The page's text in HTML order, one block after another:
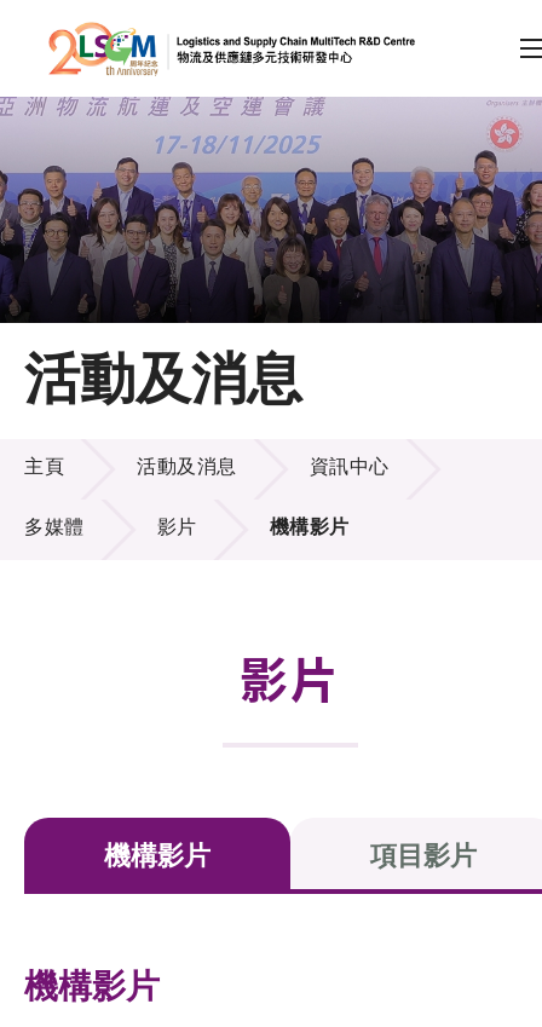
跳到內容（按回車鍵）
會員登入
A A EN 繁 简
主頁
關於LSCM
技術商品化
項目及資助計劃
活動及消息
資訊中心
科技分享
活動及消息
活動及消息
主頁 活動及消息 資訊中心
多媒體 影片 機構影片
影片
機構影片 項目影片
機構影片